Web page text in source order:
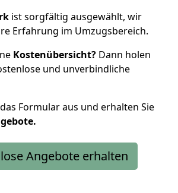
ist sorgfältig ausgewählt, wir
Erfahrung im Umzugsbereich.
Kostenübersicht? Dann holen
und unverbindliche
Formular aus und erhalten Sie
Angebote erhalten